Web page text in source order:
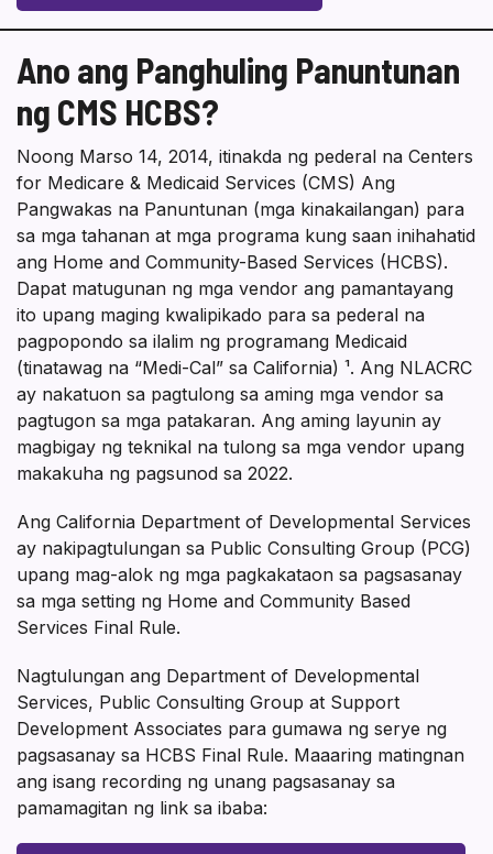
Ano ang Panghuling Panuntunan
ng CMS HCBS?
Noong Marso 14, 2014, itinakda ng pederal na Centers
for Medicare & Medicaid Services (CMS) Ang
Pangwakas na Panuntunan (mga kinakailangan) para
sa mga tahanan at mga programa kung saan inihahatid
ang Home and Community-Based Services (HCBS).
Dapat matugunan ng mga vendor ang pamantayang
ito upang maging kwalipikado para sa pederal na
pagpopondo sa ilalim ng programang Medicaid
(tinatawag na “Medi-Cal” sa California) ¹. Ang NLACRC
ay nakatuon sa pagtulong sa aming mga vendor sa
pagtugon sa mga patakaran. Ang aming layunin ay
magbigay ng teknikal na tulong sa mga vendor upang
makakuha ng pagsunod sa 2022.
Ang California Department of Developmental Services
ay nakipagtulungan sa Public Consulting Group (PCG)
upang mag-alok ng mga pagkakataon sa pagsasanay
sa mga setting ng Home and Community Based
Services Final Rule.
Nagtulungan ang Department of Developmental
Services, Public Consulting Group at Support
Development Associates para gumawa ng serye ng
pagsasanay sa HCBS Final Rule. Maaaring matingnan
ang isang recording ng unang pagsasanay sa
pamamagitan ng link sa ibaba: